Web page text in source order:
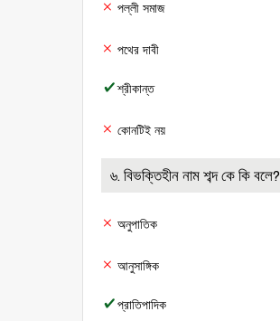
পল্লী সমাজ
পথের দাবী
শ্রীকান্ত
কোনটিই নয়
৬. বিভক্তিহীন নাম শব্দ কে কি বলে?
অনুপাতিক
আনুসাঙ্গিক
প্রাতিপাদিক